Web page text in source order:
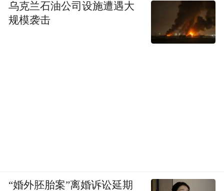
乌克兰石油公司设施遭遇大
规模袭击
“婚外胚胎案”离婚诉讼延期